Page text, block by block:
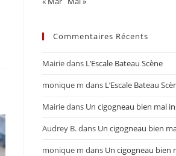
Commentaires Récents
Mairiedans L’Escale Bateau Scène
monique m dans L’Escale Bateau
Mairiedans Un cigogneau bien mal
Audrey B.dans Un cigogneau bien
monique m dans Un cigogneau bien